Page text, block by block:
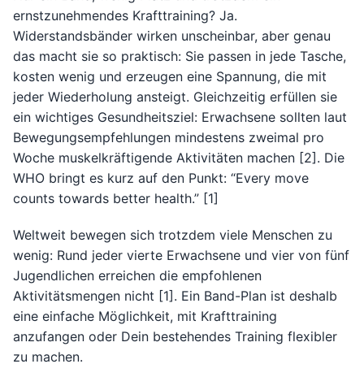
ernstzunehmendes Krafttraining? Ja.
Widerstandsbänder wirken unscheinbar, aber genau
das macht sie so praktisch: Sie passen in jede Tasche,
kosten wenig und erzeugen eine Spannung, die mit
jeder Wiederholung ansteigt. Gleichzeitig erfüllen sie
ein wichtiges Gesundheitsziel: Erwachsene sollten laut
Bewegungsempfehlungen mindestens zweimal pro
Woche muskelkräftigende Aktivitäten machen [2]. Die
WHO bringt es kurz auf den Punkt: “Every move
counts towards better health.” [1]
Weltweit bewegen sich trotzdem viele Menschen zu
wenig: Rund jeder vierte Erwachsene und vier von fünf
Jugendlichen erreichen die empfohlenen
Aktivitätsmengen nicht [1]. Ein Band-Plan ist deshalb
eine einfache Möglichkeit, mit Krafttraining
anzufangen oder Dein bestehendes Training flexibler
zu machen.